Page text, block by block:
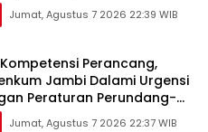
Jumat, Agustus 7 2026 22:39 WIB
Perancang,
Jambi Dalami Urgensi
Peraturan Perundang-
Jumat, Agustus 7 2026 22:37 WIB